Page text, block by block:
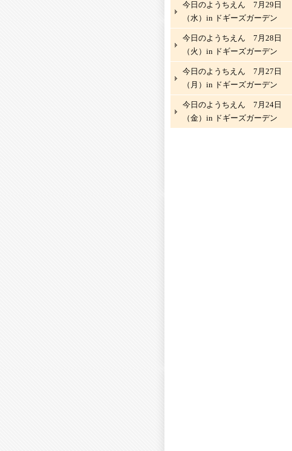
今日のようちえん 7月29日
（水）in ドギーズガーデン
今日のようちえん 7月28日
（火）in ドギーズガーデン
今日のようちえん 7月27日
（月）in ドギーズガーデン
今日のようちえん 7月24日
（金）in ドギーズガーデン